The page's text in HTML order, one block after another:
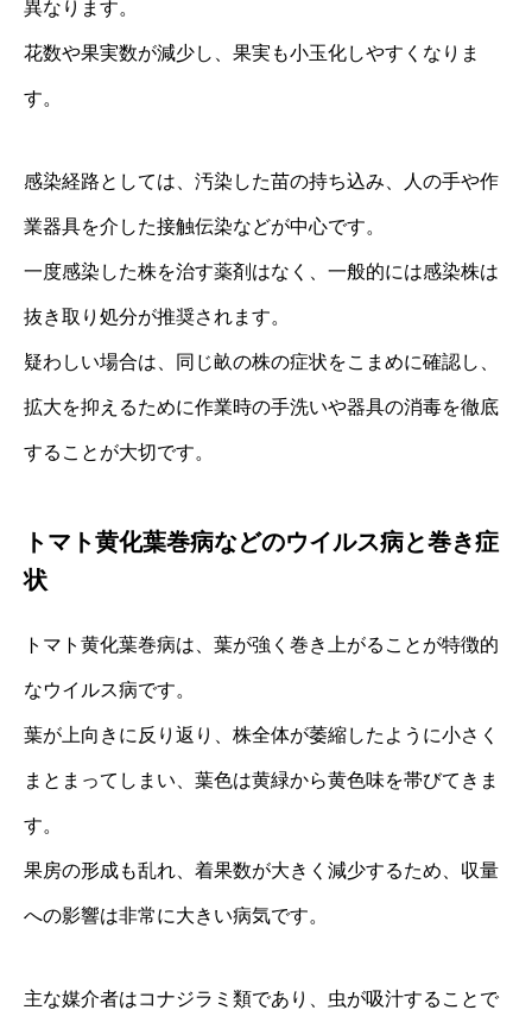
異なります。
花数や果実数が減少し、果実も小玉化しやすくなりま
す。
感染経路としては、汚染した苗の持ち込み、人の手や作
業器具を介した接触伝染などが中心です。
一度感染した株を治す薬剤はなく、一般的には感染株は
抜き取り処分が推奨されます。
疑わしい場合は、同じ畝の株の症状をこまめに確認し、
拡大を抑えるために作業時の手洗いや器具の消毒を徹底
することが大切です。
トマト黄化葉巻病などのウイルス病と巻き症
状
トマト黄化葉巻病は、葉が強く巻き上がることが特徴的
なウイルス病です。
葉が上向きに反り返り、株全体が萎縮したように小さく
まとまってしまい、葉色は黄緑から黄色味を帯びてきま
す。
果房の形成も乱れ、着果数が大きく減少するため、収量
への影響は非常に大きい病気です。
主な媒介者はコナジラミ類であり、虫が吸汁することで